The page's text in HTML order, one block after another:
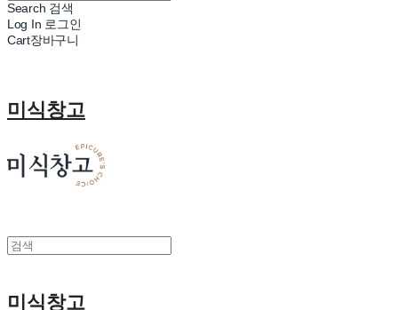
Search 검색
Log In 로그인
Cart장바구니
미식창고
미식창고